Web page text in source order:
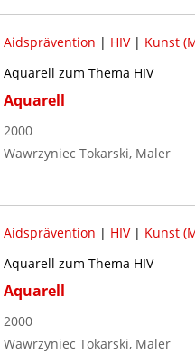
Aidsprävention | HIV| Kunst
Aquarell zum Thema HIV
Aquarell
2000
Wawrzyniec Tokarski, Maler
Aidsprävention | HIV| Kunst
Aquarell zum Thema HIV
Aquarell
2000
Wawrzyniec Tokarski, Maler